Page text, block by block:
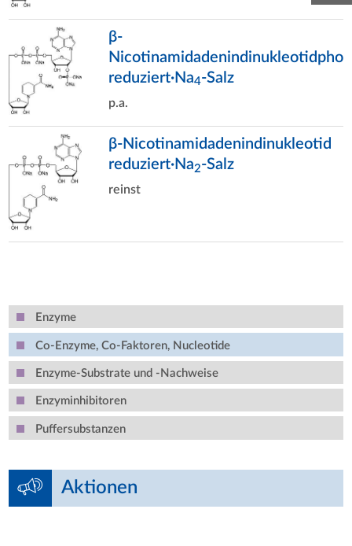
β-
reduziert·Na4-Salz
p.a.
β-Nicotinamidadenindinukleotid
reduziert·Na2-Salz
reinst
Enzyme
Co-Enzyme, Co-Faktoren, Nucleotide
Enzyme-Substrate und -Nachweise
Enzyminhibitoren
Puffersubstanzen
Aktionen